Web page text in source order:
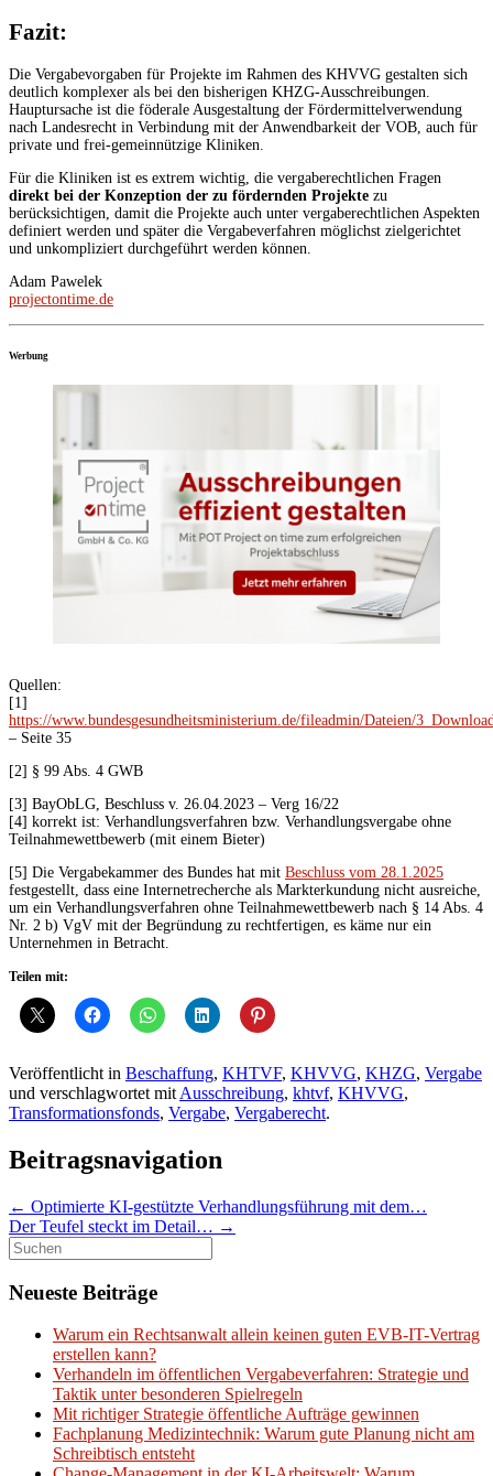
Fazit:
Die Vergabevorgaben für Projekte im Rahmen des KHVVG gestalten sich
deutlich komplexer als bei den bisherigen KHZG-Ausschreibungen.
Hauptursache ist die föderale Ausgestaltung der Fördermittelverwendung
nach Landesrecht in Verbindung mit der Anwendbarkeit der VOB, auch für
private und frei-gemeinnützige Kliniken.
Für die Kliniken ist es extrem wichtig, die vergaberechtlichen Fragen
direkt bei der Konzeption der zu fördernden Projekte zu
berücksichtigen, damit die Projekte auch unter vergaberechtlichen Aspekten
definiert werden und später die Vergabeverfahren möglichst zielgerichtet
und unkompliziert durchgeführt werden können.
Adam Pawelek
projectontime.de
Werbung
Quellen:
[1]
https://www.bundesgesundheitsministerium.de/fileadmin/Dateien/
– Seite 35
[2] § 99 Abs. 4 GWB
[3] BayObLG, Beschluss v. 26.04.2023 – Verg 16/22
[4] korrekt ist: Verhandlungsverfahren bzw. Verhandlungsvergabe ohne
Teilnahmewettbewerb (mit einem Bieter)
[5] Die Vergabekammer des Bundes hat mit Beschluss vom 28.1.2025
festgestellt, dass eine Internetrecherche als Markterkundung nicht ausreiche,
um ein Verhandlungsverfahren ohne Teilnahmewettbewerb nach § 14 Abs. 4
Nr. 2 b) VgV mit der Begründung zu rechtfertigen, es käme nur ein
Unternehmen in Betracht.
Teilen mit:
Veröffentlicht in Beschaffung, KHTVF, KHVVG, KHZG, Vergabe
und verschlagwortet mit Ausschreibung, khtvf, KHVVG,
Transformationsfonds, Vergabe, Vergaberecht.
Beitragsnavigation
← Optimierte KI-gestützte Verhandlungsführung mit dem…
Der Teufel steckt im Detail… →
Suchen
nach:
Neueste Beiträge
Warum ein Rechtsanwalt allein keinen guten EVB-IT-Vertrag
erstellen kann?
Verhandeln im öffentlichen Vergabeverfahren: Strategie und
Taktik unter besonderen Spielregeln
Mit richtiger Strategie öffentliche Aufträge gewinnen
Fachplanung Medizintechnik: Warum gute Planung nicht am
Schreibtisch entsteht